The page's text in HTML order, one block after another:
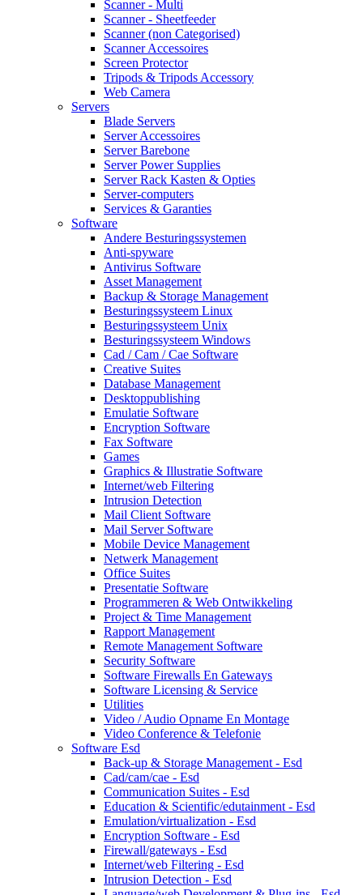
Scanner - Multi
Scanner - Sheetfeeder
Scanner (non Categorised)
Scanner Accessoires
Screen Protector
Tripods & Tripods Accessory
Web Camera
Servers
Blade Servers
Server Accessoires
Server Barebone
Server Power Supplies
Server Rack Kasten & Opties
Server-computers
Services & Garanties
Software
Andere Besturingssystemen
Anti-spyware
Antivirus Software
Asset Management
Backup & Storage Management
Besturingssysteem Linux
Besturingssysteem Unix
Besturingssysteem Windows
Cad / Cam / Cae Software
Creative Suites
Database Management
Desktoppublishing
Emulatie Software
Encryption Software
Fax Software
Games
Graphics & Illustratie Software
Internet/web Filtering
Intrusion Detection
Mail Client Software
Mail Server Software
Mobile Device Management
Netwerk Management
Office Suites
Presentatie Software
Programmeren & Web Ontwikkeling
Project & Time Management
Rapport Management
Remote Management Software
Security Software
Software Firewalls En Gateways
Software Licensing & Service
Utilities
Video / Audio Opname En Montage
Video Conference & Telefonie
Software Esd
Back-up & Storage Management - Esd
Cad/cam/cae - Esd
Communication Suites - Esd
Education & Scientific/edutainment - Esd
Emulation/virtualization - Esd
Encryption Software - Esd
Firewall/gateways - Esd
Internet/web Filtering - Esd
Intrusion Detection - Esd